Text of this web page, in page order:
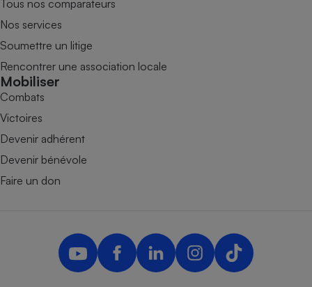
Tous nos comparateurs
Nos services
Soumettre un litige
Rencontrer une association locale
Mobiliser
Combats
Victoires
Devenir adhérent
Devenir bénévole
Faire un don